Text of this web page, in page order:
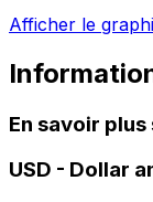
Afficher le
En savoir plus
USD - Dollar